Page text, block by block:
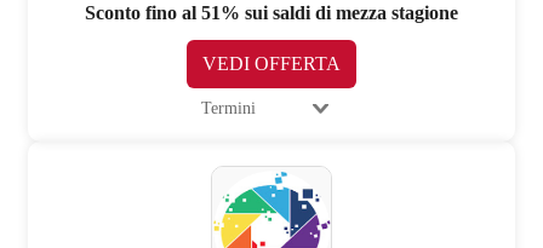
Sconto fino al 51% sui saldi di mezza stagione
VEDI OFFERTA
Termini